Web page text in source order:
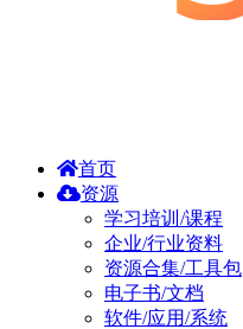
首页
资源
学习培训/课程
企业/行业资料
资源合集/工具包
电子书/文档
软件/应用/系统